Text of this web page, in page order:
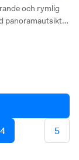
och rymlig
panoramautsikt
4 5